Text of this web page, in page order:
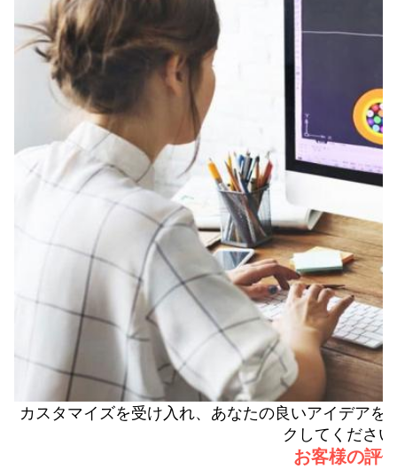
カスタマイズを受け入れ、あなたの良いアイデアを
クしてくださ
お客様の評